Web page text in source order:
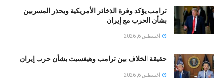
ترامب يؤكد وفرة الذخائر الأمريكية ويحذر المسربين
بشأن الحرب مع إيران
أغسطس 6, 2026
حقيقة الخلاف بين ترامب وهيغسيث بشأن حرب إيران
أغسطس 6, 2026